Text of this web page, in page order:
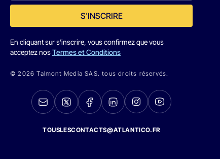
S'INSCRIRE
En cliquant sur s'inscrire, vous confirmez que vous
acceptez nosTermes et Conditions
© 2026 Talmont Media SAS. tous droits réservés.
TOUSLESCONTACTS@ATLANTICO.FR